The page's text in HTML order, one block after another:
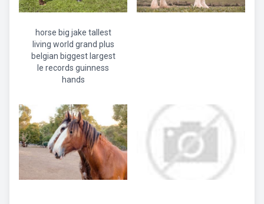
horse big jake tallest
living world grand plus
belgian biggest largest
le records guinness
hands